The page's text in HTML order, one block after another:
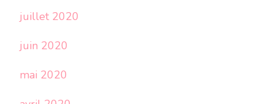
juillet 2020
juin 2020
mai 2020